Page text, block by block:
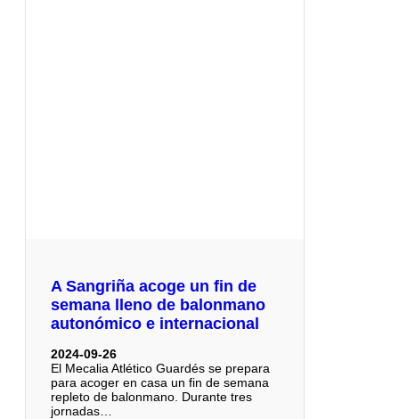
A Sangriña acoge un fin de
semana lleno de balonmano
autonómico e internacional
2024-09-26
El Mecalia Atlético Guardés se prepara
para acoger en casa un fin de semana
repleto de balonmano. Durante tres
jornadas…